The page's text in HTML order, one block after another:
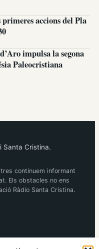
accions del Pla
impulsa la segona
Paleocristiana
Santa Cristina.
continuem informant
Els obstacles no ens
Ràdio Santa Cristina.